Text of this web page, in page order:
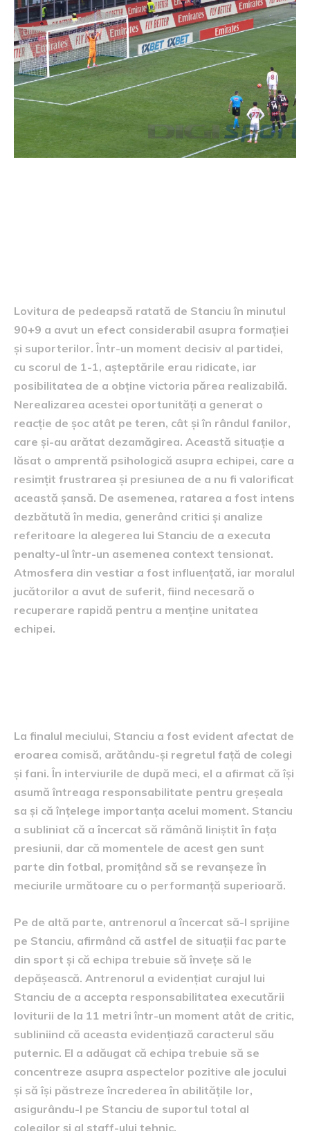
Lovitura de pedeapsă ratată de Stanciu în minutul
90+9 a avut un efect considerabil asupra formației
și suporterilor. Într-un moment decisiv al partidei,
cu scorul de 1-1, așteptările erau ridicate, iar
posibilitatea de a obține victoria părea realizabilă.
Nerealizarea acestei oportunități a generat o
reacție de șoc atât pe teren, cât și în rândul fanilor,
care și-au arătat dezamăgirea. Această situație a
lăsat o amprentă psihologică asupra echipei, care a
resimțit frustrarea și presiunea de a nu fi valorificat
această șansă. De asemenea, ratarea a fost intens
dezbătută în media, generând critici și analize
referitoare la alegerea lui Stanciu de a executa
penalty-ul într-un asemenea context tensionat.
Atmosfera din vestiar a fost influențată, iar moralul
jucătorilor a avut de suferit, fiind necesară o
recuperare rapidă pentru a menține unitatea
echipei.
La finalul meciului, Stanciu a fost evident afectat de
eroarea comisă, arătându-și regretul față de colegi
și fani. În interviurile de după meci, el a afirmat că își
asumă întreaga responsabilitate pentru greșeala
sa și că înțelege importanța acelui moment. Stanciu
a subliniat că a încercat să rămână liniștit în fața
presiunii, dar că momentele de acest gen sunt
parte din fotbal, promițând să se revanșeze în
meciurile următoare cu o performanță superioară.
Pe de altă parte, antrenorul a încercat să-l sprijine
pe Stanciu, afirmând că astfel de situații fac parte
din sport și că echipa trebuie să învețe să le
depășească. Antrenorul a evidențiat curajul lui
Stanciu de a accepta responsabilitatea executării
loviturii de la 11 metri într-un moment atât de critic,
subliniind că aceasta evidențiază caracterul său
puternic. El a adăugat că echipa trebuie să se
concentreze asupra aspectelor pozitive ale jocului
și să își păstreze încrederea în abilitățile lor,
asigurându-l pe Stanciu de suportul total al
colegilor și al staff-ului tehnic.